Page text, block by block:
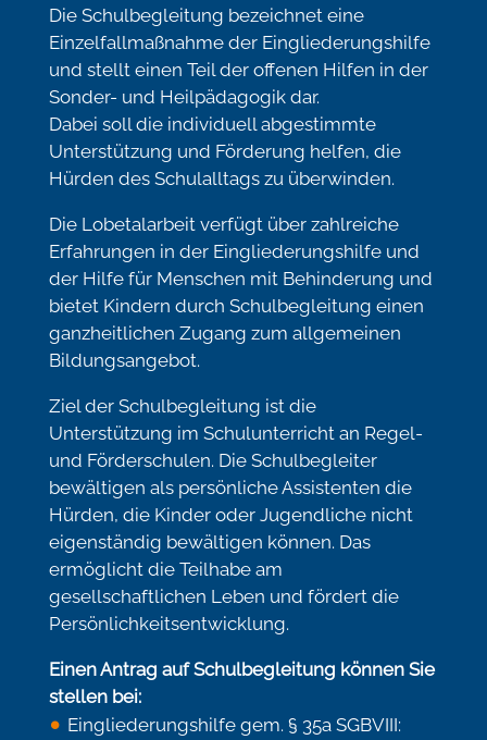
Die Schulbegleitung bezeichnet eine
Einzelfallmaßnahme der Eingliederungshilfe
und stellt einen Teil der offenen Hilfen in der
Sonder- und Heilpädagogik dar.
Dabei soll die individuell abgestimmte
Unterstützung und Förderung helfen, die
Hürden des Schulalltags zu überwinden.
Die Lobetalarbeit verfügt über zahlreiche
Erfahrungen in der Eingliederungshilfe und
der Hilfe für Menschen mit Behinderung und
bietet Kindern durch Schulbegleitung einen
ganzheitlichen Zugang zum allgemeinen
Bildungsangebot.
Ziel der Schulbegleitung ist die
Unterstützung im Schulunterricht an Regel-
und Förderschulen. Die Schulbegleiter
bewältigen als persönliche Assistenten die
Hürden, die Kinder oder Jugendliche nicht
eigenständig bewältigen können. Das
ermöglicht die Teilhabe am
gesellschaftlichen Leben und fördert die
Persönlichkeitsentwicklung.
Einen Antrag auf Schulbegleitung können Sie
stellen bei:
Eingliederungshilfe gem. § 35a SGBVIII: